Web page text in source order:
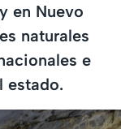
en Nuevo
naturales
e
estado.